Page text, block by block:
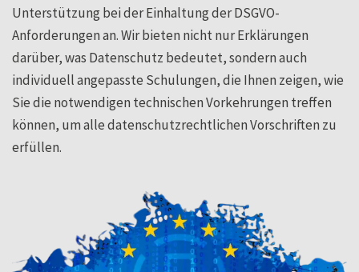
Unterstützung bei der Einhaltung der DSGVO-
Anforderungen an. Wir bieten nicht nur Erklärungen
darüber, was Datenschutz bedeutet, sondern auch
individuell angepasste Schulungen, die Ihnen zeigen, wie
Sie die notwendigen technischen Vorkehrungen treffen
können, um alle datenschutzrechtlichen Vorschriften zu
erfüllen.